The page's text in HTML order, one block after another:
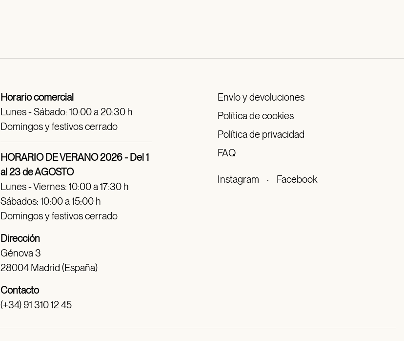
Horario comercial
Lunes - Sábado: 10:00 a 20:30 h
Domingos y festivos cerrado
HORARIO DE VERANO 2026 - Del 1
al 23 de AGOSTO
Lunes - Viernes: 10:00 a 17:30 h
Sábados: 10:00 a 15:00 h
Domingos y festivos cerrado
Dirección
Génova 3
28004 Madrid (España)
Contacto
(+34) 91 310 12 45
Envío y devoluciones
Política de cookies
Política de privacidad
FAQ
Instagram · Facebook